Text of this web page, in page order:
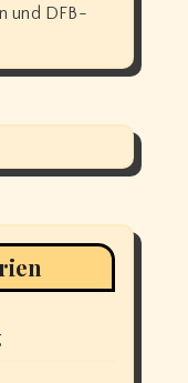
und DFB-